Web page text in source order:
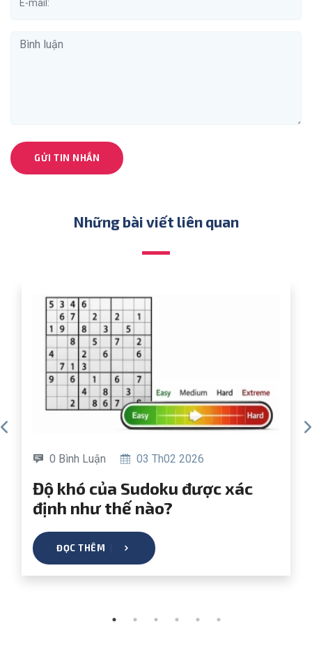
GỬI TIN NHẮN
Những bài viết liên quan
2026 0 Bình Luận
Tự tạo Sudoku của riêng bạn